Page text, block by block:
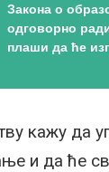
Закона о
одговорно
плаши да ће
кажу да
и да ће